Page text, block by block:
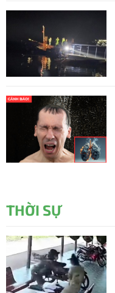
THỜI SỰ